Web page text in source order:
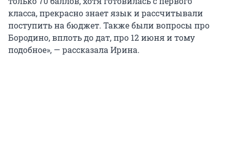
класса, прекрасно знает язык и рассчитывали
поступить на бюджет. Также были вопросы про
Бородино, вплоть до дат, про 12 июня и тому
подобное», — рассказала Ирина.